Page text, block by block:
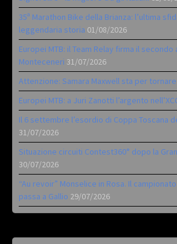
35ª Marathon Bike della Brianza: l’ultima
leggendaria storia 01/08/2026
Europei MTB: il Team Relay firma il
Monteceneri 31/07/2026
Attenzione: Samara Maxwell sta per tornare
Europei MTB: a Juri Zanotti l’argento
Il 6 settembre l’esordio di Coppa Toscana
31/07/2026
Situazione circuiti Contest360° dopo la
30/07/2026
“Au revoir” Monselice in Rosa. Il
passa a Gallio 29/07/2026